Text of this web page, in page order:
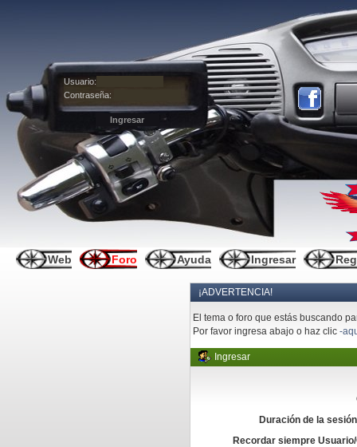
Usuario:
Contraseña:
Web Foro Ayuda Ingresar
¡ADVERTENCIA!
El tema o foro que estás buscando
Por favor ingresa abajo o haz clic-
Ingresar
Duración de la
Recordar siempre